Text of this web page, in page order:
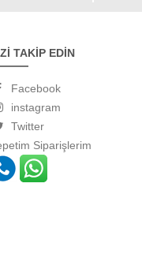
TAKİP EDİN
Facebook
instagram
Twitter
Siparişlerim